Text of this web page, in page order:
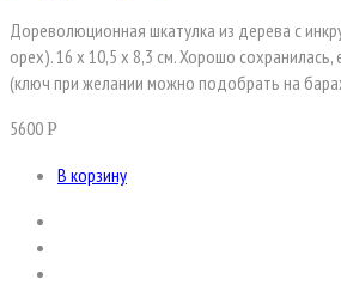
Дореволюционная шкатулка из дерева с
орех). 16 х 10,5 х 8,3 см. Хорошо сохранилась,
(ключ при желании можно подобрать на
5600Р
В корзину